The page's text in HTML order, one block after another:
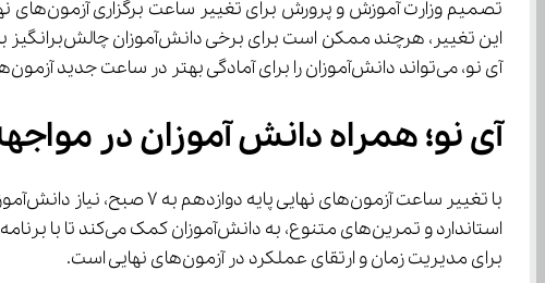
آی نو، می‌تواند دانش‌آموزان را برای آمادگی بهتر در ساعت جدید آزمون‌ها پشتیبانی کند و استرس ناشی از تغییرات را کاهش دهد.
آی نو؛ همراه دانش‌ آموزان در مواجهه با تغییر ساعت آزمون‌ های نهایی
با تغییر ساعت آزمون‌های نهایی پایه دوازدهم به ۷ صبح، نیاز دانش‌آموزان به مرور و جمع‌بندی مؤثر بیشتر از گذشته احساس می‌شود.
برای مدیریت زمان و ارتقای عملکرد در آزمون‌های نهایی است.